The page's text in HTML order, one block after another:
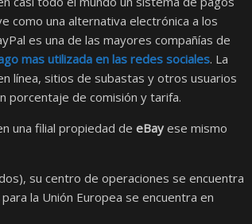
como una alternativa electrónica a los
es una de las mayores compañías de
mas utilizada en las redes sociales. La
línea, sitios de subastas y otros usuarios
porcentaje de comisión y tarifa.
una filial propiedad de eBay ese mismo
su centro de operaciones se encuentra
la Unión Europea se encuentra en